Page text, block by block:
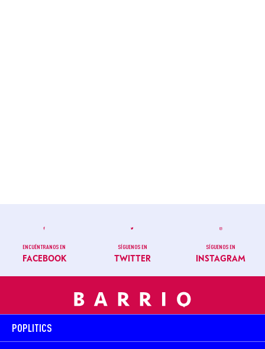
ENCUÉNTRANOS EN
FACEBOOK
SÍGUENOS EN
TWITTER
SÍGUENOS EN
INSTAGRAM
POPLITICS